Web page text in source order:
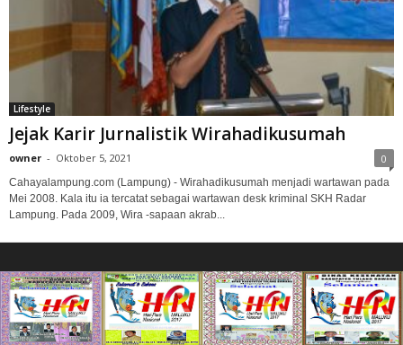
Lifestyle
Jejak Karir Jurnalistik Wirahadikusumah
owner - Oktober 5, 2021 0
Cahayalampung.com (Lampung) - Wirahadikusumah menjadi wartawan pada
Mei 2008. Kala itu ia tercatat sebagai wartawan desk kriminal SKH Radar
Lampung. Pada 2009, Wira -sapaan akrab...